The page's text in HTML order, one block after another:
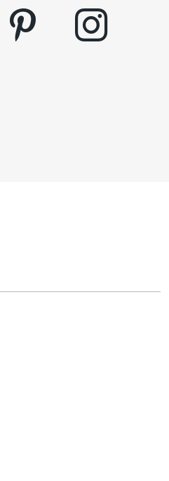
pinterest instagram